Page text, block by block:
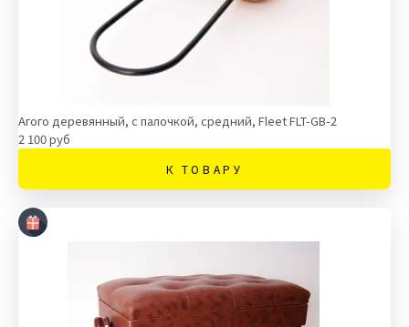
Агого деревянный, с палочкой, средний, Fleet FLT-GB-2
2 100 руб
К ТОВАРУ